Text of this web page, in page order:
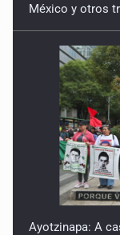
México y otros
Ayotzinapa: A